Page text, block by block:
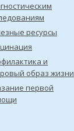
ресурсы
и
образ жизни
первой